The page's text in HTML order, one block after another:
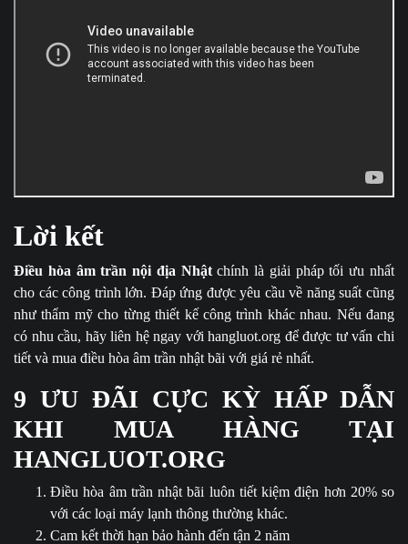
Lời kết
Điều hòa âm trần nội địa Nhậtchính là giải pháp tối ưu nhất
cho các công trình lớn. Đáp ứng được yêu cầu về năng suất cũng
như thẩm mỹ cho từng thiết kế công trình khác nhau. Nếu đang
có nhu cầu, hãy liên hệ ngay với hangluot.org để được tư vấn chi
tiết và mua điều hòa âm trần nhật bãi với giá rẻ nhất.
9 ƯU ĐÃI CỰC KỲ HẤP DẪN
KHI MUA HÀNG TẠI
HANGLUOT.ORG
Điều hòa âm trần nhật bãi luôn tiết kiệm điện hơn 20% so
với các loại máy lạnh thông thường khác.
Cam kết thời hạn bảo hành đến tận 2 năm